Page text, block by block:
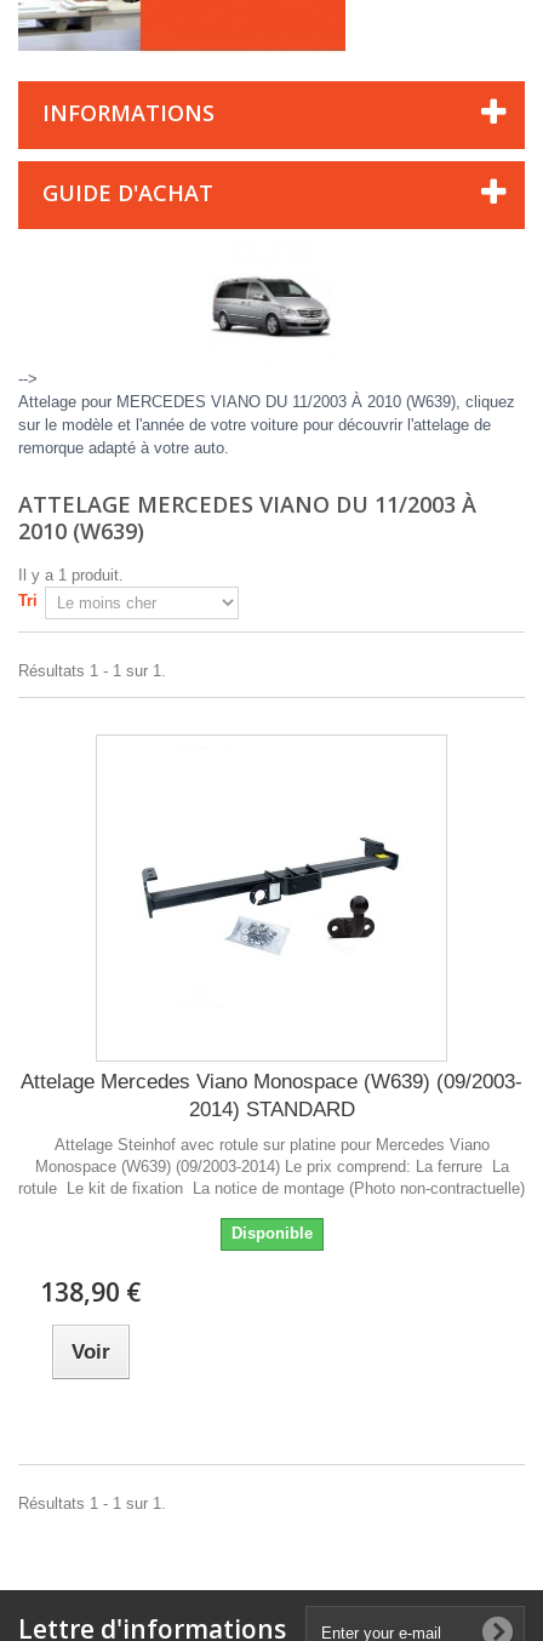
INFORMATIONS
GUIDE D'ACHAT
-->
Attelage pour MERCEDES VIANO DU 11/2003 À 2010 (W639), cliquez
sur le modèle et l'année de votre voiture pour découvrir l'attelage de
remorque adapté à votre auto.
ATTELAGE MERCEDES VIANO DU 11/2003 À
2010 (W639)
Il y a 1 produit.
Tri
Résultats 1 - 1 sur 1.
Attelage Mercedes Viano Monospace (W639) (09/2003-
2014) STANDARD
Attelage Steinhof avec rotule sur platine pour Mercedes Viano
Monospace (W639) (09/2003-2014) Le prix comprend: La ferrure La
rotule Le kit de fixation La notice de montage (Photo non-contractuelle)
Disponible
138,90 €
Voir
Résultats 1 - 1 sur 1.
Lettre d'informations